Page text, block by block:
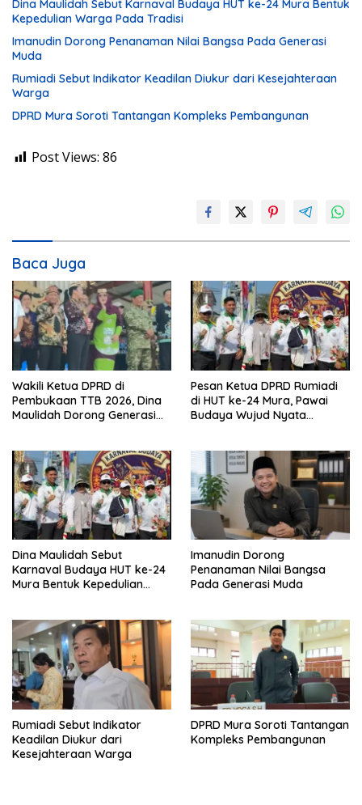
Dina Maulidah Sebut Karnaval Budaya HUT ke-24 Mura Bentuk
Kepedulian Warga Pada Tradisi
Imanudin Dorong Penanaman Nilai Bangsa Pada Generasi
Muda
Rumiadi Sebut Indikator Keadilan Diukur dari Kesejahteraan
Warga
DPRD Mura Soroti Tantangan Kompleks Pembangunan
Post Views: 86
Baca Juga
Wakili Ketua DPRD di
Pembukaan TTB 2026, Dina
Maulidah Dorong Generasi
Pesan Ketua DPRD Rumiadi
di HUT ke-24 Mura, Pawai
Budaya Wujud Nyata
Dina Maulidah Sebut
Karnaval Budaya HUT ke-24
Mura Bentuk Kepedulian
Imanudin Dorong
Penanaman Nilai Bangsa
Pada Generasi Muda
Rumiadi Sebut Indikator
Keadilan Diukur dari
Kesejahteraan Warga
DPRD Mura Soroti Tantangan
Kompleks Pembangunan